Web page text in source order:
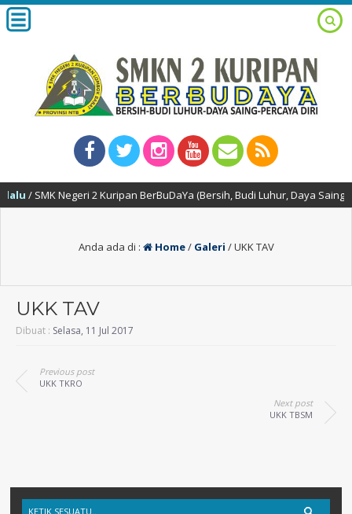
/ SMK Negeri 2 Kuripan BerBuDaYa (Bersih, Budi Luhur, Daya Saing &
Anda ada di : Home/ Galeri /UKK TAV
UKK TAV
Dibuat : Selasa, 11 Jul 2017
Previous post
UKK TKRO
Next post
UKK TBSM